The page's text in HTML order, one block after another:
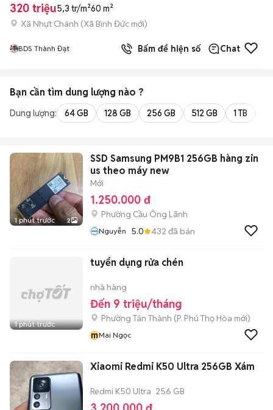
320 triệu5,3 tr/m²60 m²
Xã Nhựt Chánh (Xã Bình Đức mới)
BDS Thành Đạt Bấm để hiện số Chat
Bạn cần tìm dung lượng nào ?
Dung lượng: 64 GB 128 GB 256 GB 512 GB 1 TB
1 phút trước 2
SSD Samsung PM9B1 256GB hàng zin
us theo máy new
Mới
1.250.000 đ
Phường Cầu Ông Lãnh
Nguyễn 5.0 432 đã bán
1 phút trước
tuyển dụng rửa chén
nhà hàng
Đến 9 triệu/tháng
Phường Tân Thành (P. Phú Thọ Hòa mới)
mMai Ngọc
Xiaomi Redmi K50 Ultra 256GB Xám
Redmi K50 Ultra 256 GB